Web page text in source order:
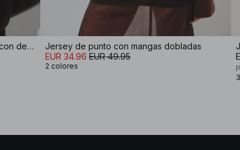
Jersey de mezcla de lana de punto con detalle de costura
Jersey de punto con mangas dobladas
EUR 34.96 EUR 49.95
2 colores